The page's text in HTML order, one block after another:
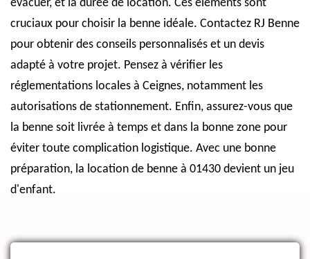
évacuer, et la durée de location. Ces éléments sont
cruciaux pour choisir la benne idéale. Contactez RJ Benne
pour obtenir des conseils personnalisés et un devis
adapté à votre projet. Pensez à vérifier les
réglementations locales à Ceignes, notamment les
autorisations de stationnement. Enfin, assurez-vous que
la benne soit livrée à temps et dans la bonne zone pour
éviter toute complication logistique. Avec une bonne
préparation, la location de benne à 01430 devient un jeu
d'enfant.